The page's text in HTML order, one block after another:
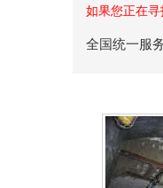
如果您正在
全国统一服